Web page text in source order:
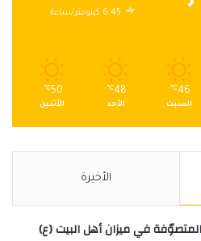
6.45 كيلومتر/ساعة
46
℃
السبت
48
℃
الأحد
50
℃
الأثنين
الأخيرة
في ميزان أهل البيت (ع)